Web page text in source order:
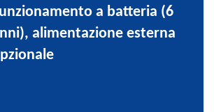
a batteria (6
alimentazione esterna